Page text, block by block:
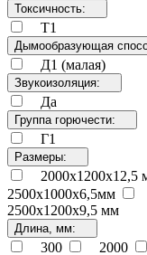
Токсичность:
Т1
Дымообразующая
Д1 (малая)
Звукоизоляция:
Да
Группа горючести:
Г1
Размеры:
2000х1200х12,5
2500х1000х6,5мм
2500х1200х9,5 мм
Длина, мм:
300 2000